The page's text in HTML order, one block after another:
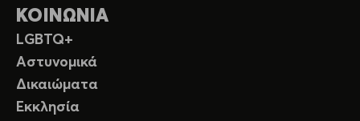
ΚΟΙΝΩΝΙΑ
LGBTQ+
Αστυνομικά
Δικαιώματα
Εκκλησία